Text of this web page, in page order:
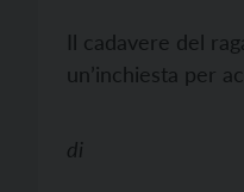
Il cadavere del
un’inchiesta per
di